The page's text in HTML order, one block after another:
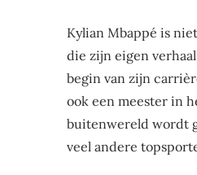
Kylian Mbappé is
die zijn eigen
begin van zijn
ook een meester in
buitenwereld wordt
veel andere